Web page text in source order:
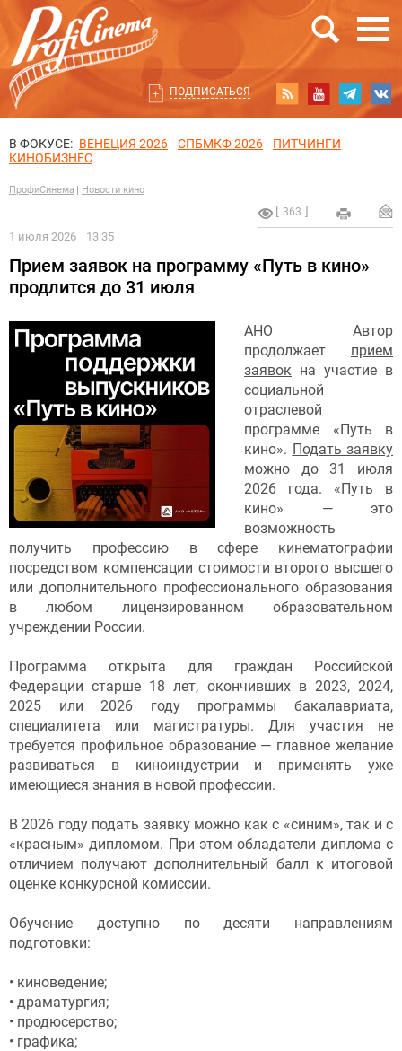
ПОДПИСАТЬСЯ
В ФОКУСЕ: ВЕНЕЦИЯ 2026 СПБМКФ 2026
ПИТЧИНГИ
КИНОБИЗНЕС
ПрофиСинема Новости кино
363
1 июля 2026 13:35
Прием заявок на программу «Путь в кино»
продлится до 31 июля
АНО Автор
продолжает прием
заявок на участие в
социальной
отраслевой
программе «Путь в
кино». Подать заявку
можно до 31 июля
2026 года. «Путь в
кино» — это
возможность
получить профессию в сфере кинематографии
посредством компенсации стоимости второго высшего
или дополнительного профессионального образования
в любом лицензированном образовательном
учреждении России.
Программа открыта для граждан Российской
Федерации старше 18 лет, окончивших в 2023, 2024,
2025 или 2026 году программы бакалавриата,
специалитета или магистратуры. Для участия не
требуется профильное образование — главное желание
развиваться в киноиндустрии и применять уже
имеющиеся знания в новой профессии.
В 2026 году подать заявку можно как с «синим», так и с
«красным» дипломом. При этом обладатели диплома с
отличием получают дополнительный балл к итоговой
оценке конкурсной комиссии.
Обучение доступно по десяти направлениям
подготовки:
• киноведение;
• драматургия;
• продюсерство;
• графика;